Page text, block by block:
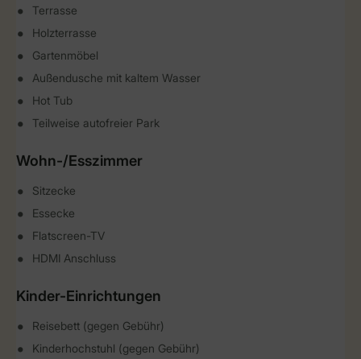
Terrasse
Holzterrasse
Gartenmöbel
Außendusche mit kaltem Wasser
Hot Tub
Teilweise autofreier Park
Wohn-/Esszimmer
Sitzecke
Essecke
Flatscreen-TV
HDMI Anschluss
Kinder-Einrichtungen
Reisebett (gegen Gebühr)
Kinderhochstuhl (gegen Gebühr)